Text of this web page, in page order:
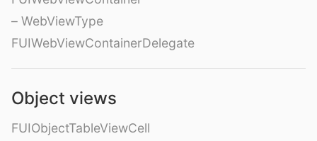
– WebViewType
FUIWebViewContainerDelegate
Object views
FUIObjectTableViewCell